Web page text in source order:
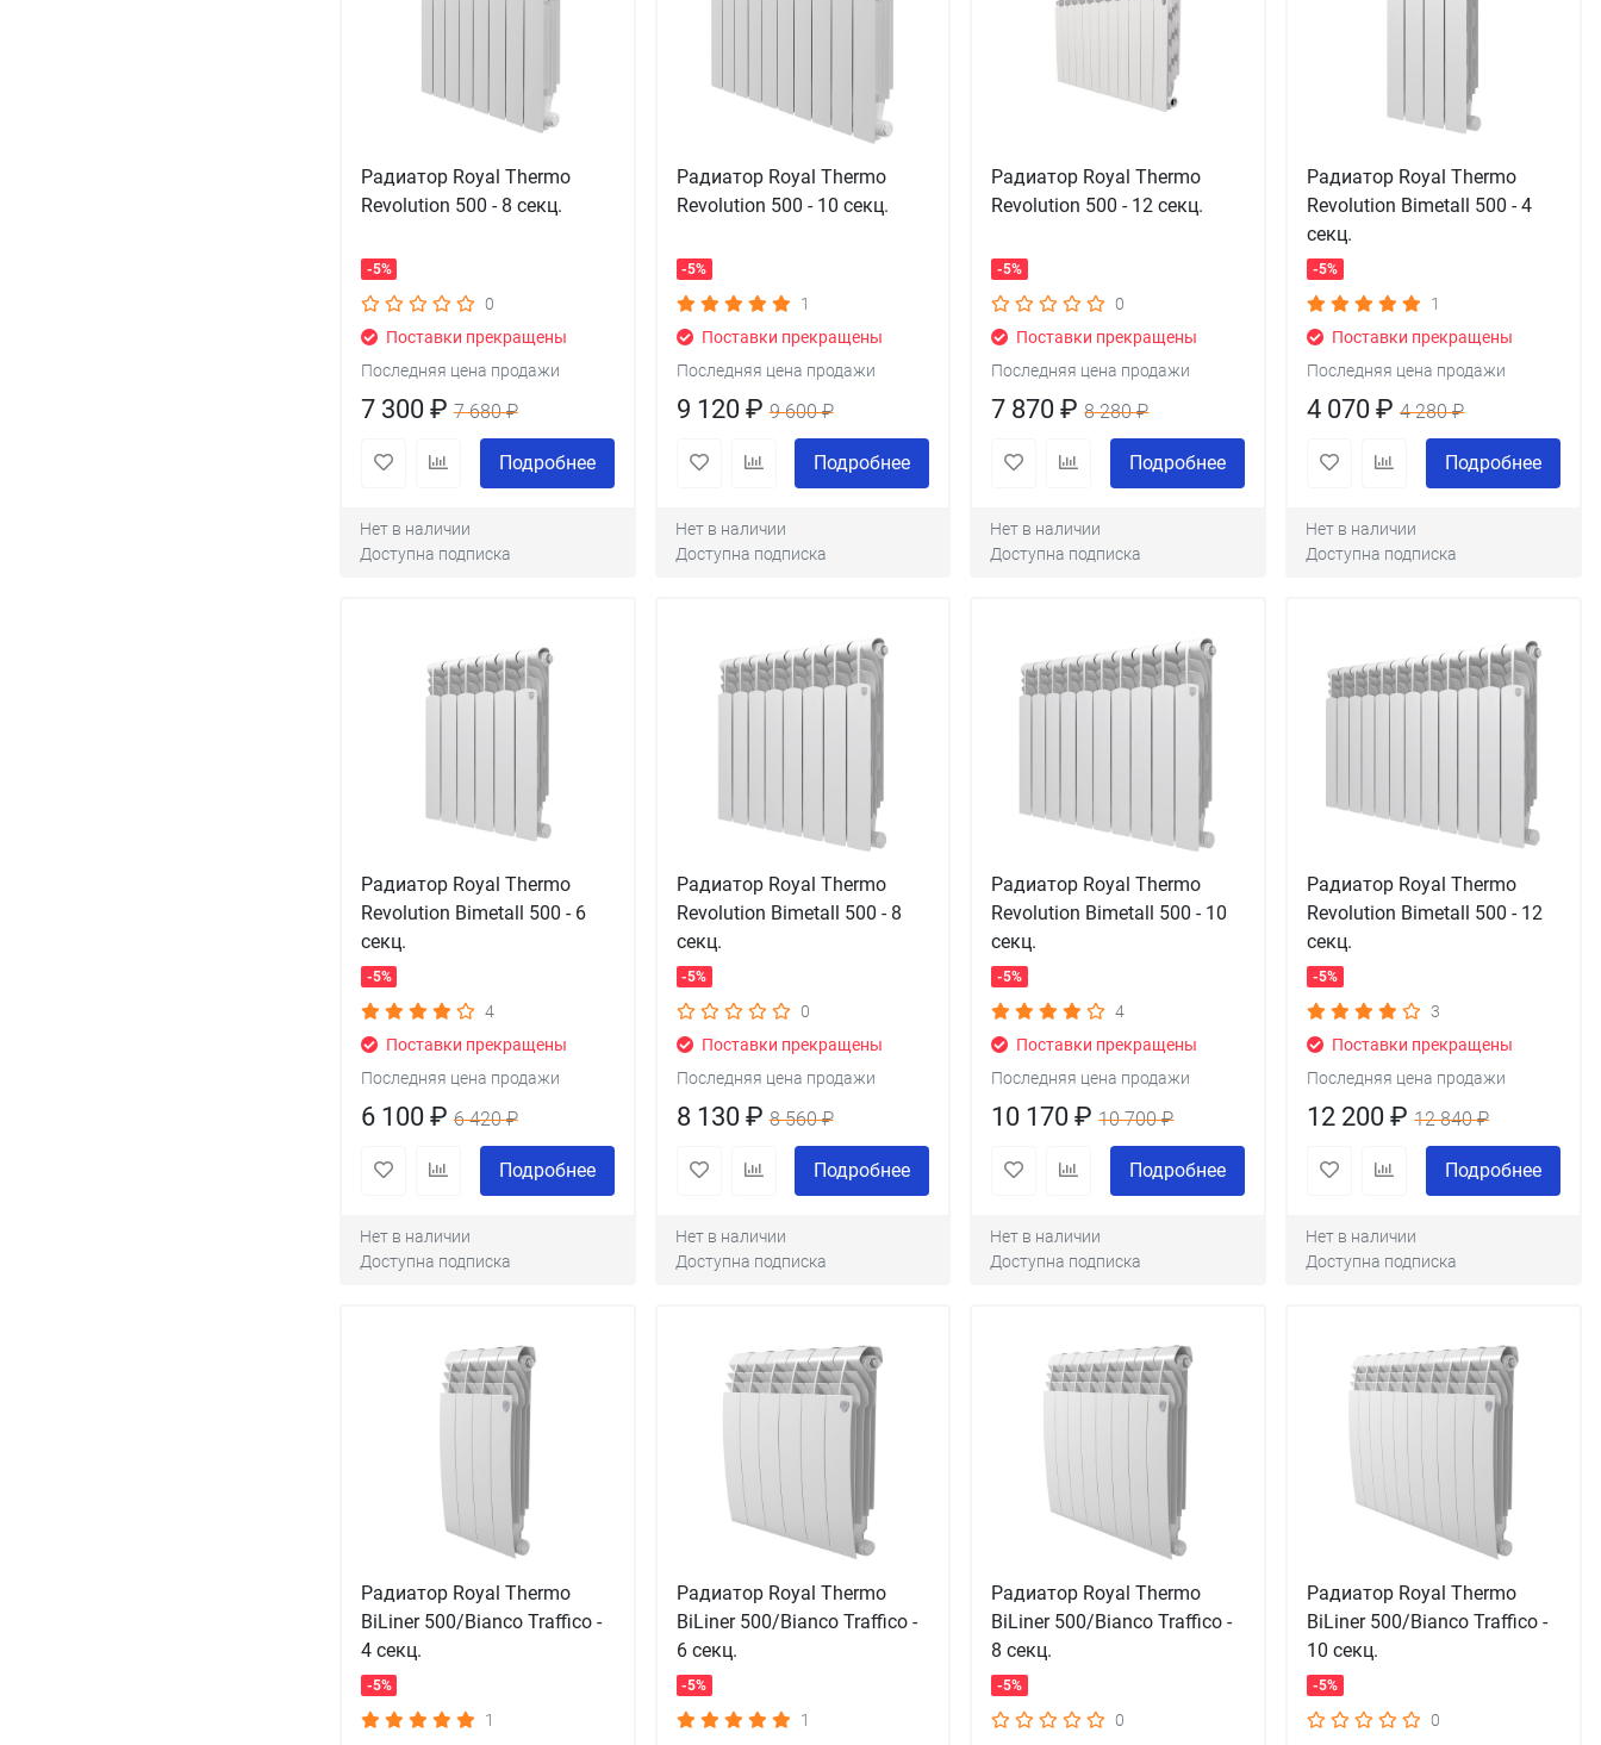
Радиатор Royal Thermo
Revolution 500 - 8 секц.
-5%
0
Поставки прекращены
Последняя цена продажи
7 300 ₽7 680 ₽
Подробнее
Нет в наличии
Доступна подписка
Радиатор Royal Thermo
Revolution 500 - 10 секц.
-5%
1
Поставки прекращены
Последняя цена продажи
9 120 ₽9 600 ₽
Подробнее
Нет в наличии
Доступна подписка
Радиатор Royal Thermo
Revolution 500 - 12 секц.
-5%
0
Поставки прекращены
Последняя цена продажи
7 870 ₽8 280 ₽
Подробнее
Нет в наличии
Доступна подписка
Радиатор Royal Thermo
Revolution Bimetall 500 - 4
секц.
-5%
1
Поставки прекращены
Последняя цена продажи
4 070 ₽4 280 ₽
Подробнее
Нет в наличии
Доступна подписка
Радиатор Royal Thermo
Revolution Bimetall 500 - 6
секц.
-5%
4
Поставки прекращены
Последняя цена продажи
6 100 ₽6 420 ₽
Подробнее
Нет в наличии
Доступна подписка
Радиатор Royal Thermo
Revolution Bimetall 500 - 8
секц.
-5%
0
Поставки прекращены
Последняя цена продажи
8 130 ₽8 560 ₽
Подробнее
Нет в наличии
Доступна подписка
Радиатор Royal Thermo
Revolution Bimetall 500 - 10
секц.
-5%
4
Поставки прекращены
Последняя цена продажи
10 170 ₽10 700 ₽
Подробнее
Нет в наличии
Доступна подписка
Радиатор Royal Thermo
Revolution Bimetall 500 - 12
секц.
-5%
3
Поставки прекращены
Последняя цена продажи
12 200 ₽12 840 ₽
Подробнее
Нет в наличии
Доступна подписка
Радиатор Royal Thermo
BiLiner 500/Bianco Traffico -
4 секц.
-5%
1
Радиатор Royal Thermo
BiLiner 500/Bianco Traffico -
6 секц.
-5%
1
Радиатор Royal Thermo
BiLiner 500/Bianco Traffico -
8 секц.
-5%
0
Радиатор Royal Thermo
BiLiner 500/Bianco Traffico -
10 секц.
-5%
0